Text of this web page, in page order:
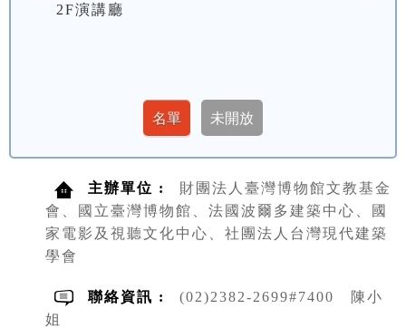
2F演講廳
主辦單位 :
財團法人臺灣博物館文教基金
會、國立臺灣博物館、法國波爾多建築中心、國
家電影及視聽文化中心、社團法人台灣現代建築
學會
聯絡資訊 :
(02)2382-2699#7400 陳小
姐